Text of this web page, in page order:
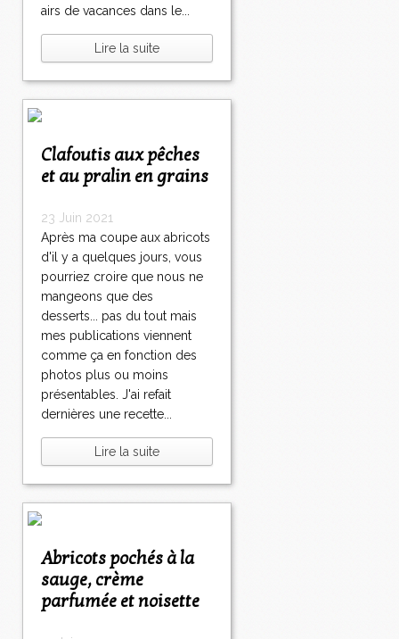
airs de vacances dans le...
Lire la suite
Clafoutis aux pêches
et au pralin en grains
23 Juin 2021
Après ma coupe aux abricots
d'il y a quelques jours, vous
pourriez croire que nous ne
mangeons que des
desserts... pas du tout mais
mes publications viennent
comme ça en fonction des
photos plus ou moins
présentables. J'ai refait
dernières une recette...
Lire la suite
Abricots pochés à la
sauge, crème
parfumée et noisette